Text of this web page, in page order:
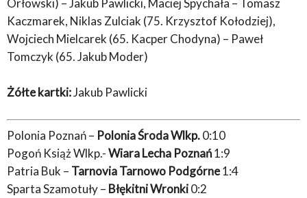
Orłowski) – Jakub Pawlicki, Maciej Spychała – Tomasz
Kaczmarek, Niklas Zulciak (75. Krzysztof Kołodziej),
Wojciech Mielcarek (65. Kacper Chodyna) – Paweł
Tomczyk (65. Jakub Moder)
Żółte kartki:Jakub Pawlicki
Polonia Poznań – Polonia Środa Wlkp.0:10
Pogoń Książ Wlkp.-Wiara Lecha Poznań1:9
Patria Buk – Tarnovia Tarnowo Podgórne1:4
Sparta Szamotuły – Błękitni Wronki0:2